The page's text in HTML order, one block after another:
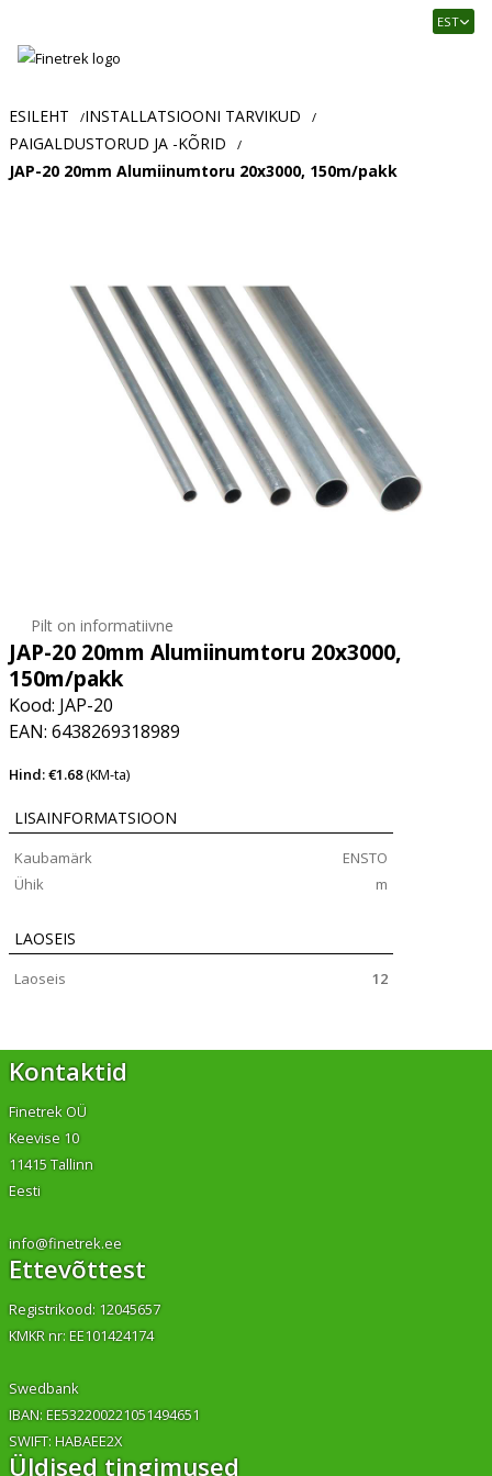
Usaldusväärne
ja
tööstusautomaatika
pood
EST
ESILEHT /INSTALLATSIOONI TARVIKUD /
PAIGALDUSTORUD JA -KÕRID /
JAP-20 20mm Alumiinumtoru 20x3000, 150m/pakk
Pilt on informatiivne
JAP-20 20mm Alumiinumtoru 20x3000,
150m/pakk
Kood: JAP-20
EAN: 6438269318989
Hind: €1.68(KM-ta)
LISAINFORMATSIOON
Kaubamärk
ENSTO
Ühik
m
LAOSEIS
Laoseis 12
Kontaktid
Finetrek OÜ
Keevise 10
11415 Tallinn
Eesti
info@finetrek.ee
Ettevõttest
Registrikood: 12045657
KMKR nr: EE101424174
Swedbank
IBAN: EE532200221051494651
SWIFT: HABAEE2X
Üldised tingimused